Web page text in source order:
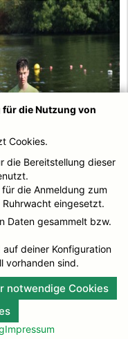
die Nutzung von
Cookies.
die Bereitstellung dieser
die Anmeldung zum
eingesetzt.
Daten gesammelt bzw.
deiner Konfiguration
vorhanden sind.
notwendige Cookies
Impressum